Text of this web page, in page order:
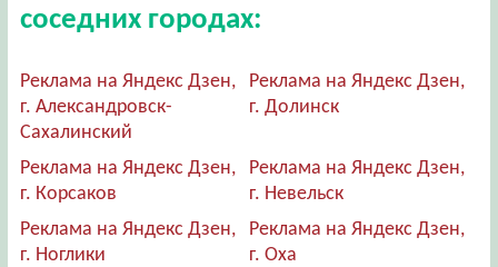
соседних городах:
Реклама на Яндекс Дзен,
г. Александровск-
Сахалинский
Реклама на Яндекс Дзен,
г. Долинск
Реклама на Яндекс Дзен,
г. Корсаков
Реклама на Яндекс Дзен,
г. Невельск
Реклама на Яндекс Дзен,
г. Ноглики
Реклама на Яндекс Дзен,
г. Оха